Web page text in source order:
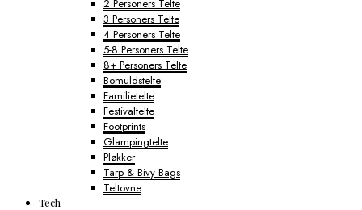
2 Personers Telte
3 Personers Telte
4 Personers Telte
5-8 Personers Telte
8+ Personers Telte
Bomuldstelte
Familietelte
Festivaltelte
Footprints
Glampingtelte
Pløkker
Tarp & Bivy Bags
Teltovne
Tech